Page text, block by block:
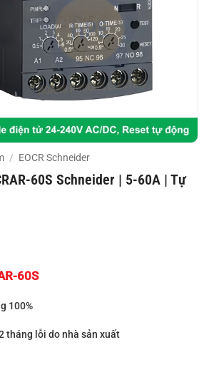
/ EOCR Schneider
60S Schneider | 5-60A | Tự
60S
100%
tháng lỗi do nhà sản xuất